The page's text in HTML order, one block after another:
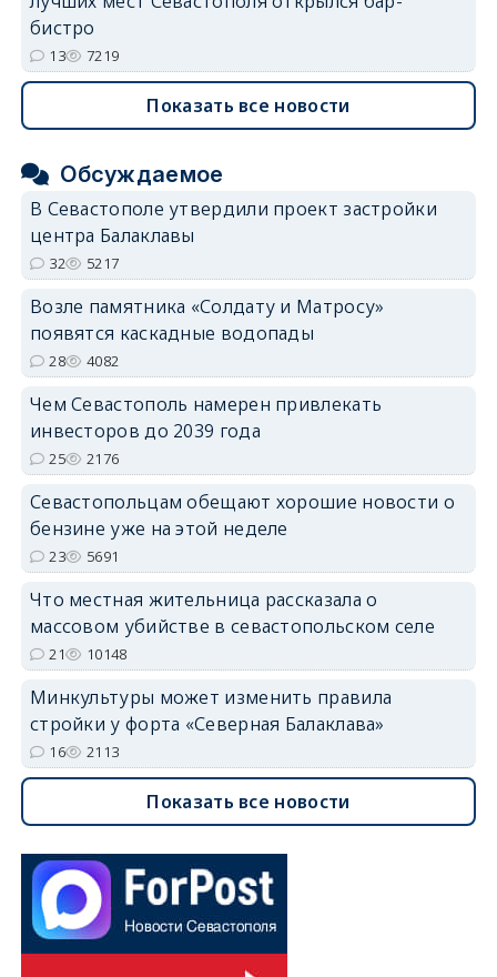
бистро
13 7219
Показать все новости
Обсуждаемое
В Севастополе утвердили проект застройки
центра Балаклавы
32 5217
Возле памятника «Солдату и Матросу»
появятся каскадные водопады
28 4082
Чем Севастополь намерен привлекать
инвесторов до 2039 года
25 2176
Севастопольцам обещают хорошие новости о
бензине уже на этой неделе
23 5691
Что местная жительница рассказала о
массовом убийстве в севастопольском селе
21 10148
Минкультуры может изменить правила
стройки у форта «Северная Балаклава»
16 2113
Показать все новости